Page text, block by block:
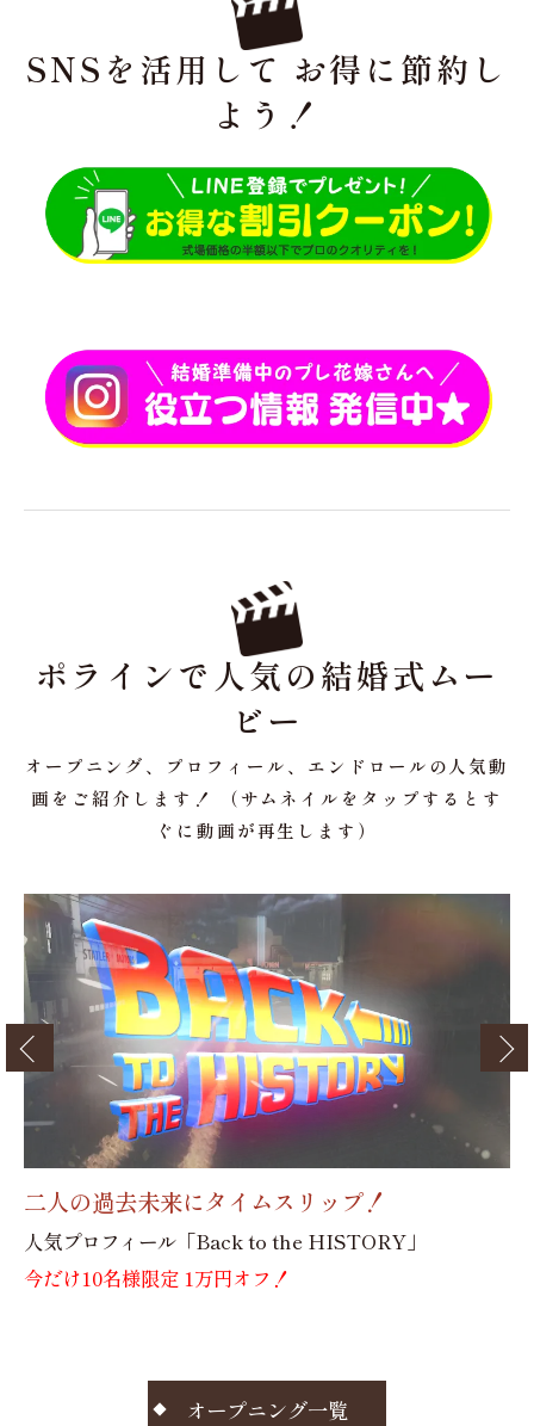
SNSを活用して お得に節約し
よう！
ポラインで人気の結婚式ムー
ビー
オープニング、プロフィール、エンドロールの人気動
画をご紹介します！ （サムネイルをタップするとす
ぐに動画が再生します）
30代のプレ花嫁さんに大好評！
「レトロでエモいプロフィール」
今だけ10名様限定 1万円オフ！
オープニング一覧